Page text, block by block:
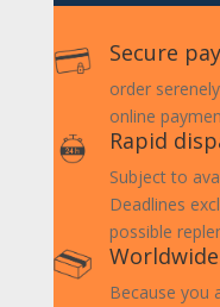
Secure
order
online
Rapid
Subject to
Deadlines
possible
Because you